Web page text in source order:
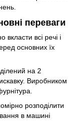
переваги
всі речі і
основних їх
на 2
Виробником
розподілити
в машині